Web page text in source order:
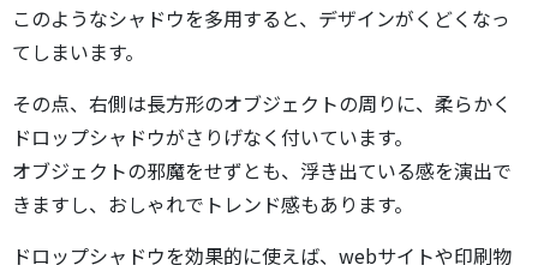
このようなシャドウを多用すると、デザインがくどくなっ
てしまいます。
その点、右側は長方形のオブジェクトの周りに、柔らかく
ドロップシャドウがさりげなく付いています。
オブジェクトの邪魔をせずとも、浮き出ている感を演出で
きますし、おしゃれでトレンド感もあります。
ドロップシャドウを効果的に使えば、webサイトや印刷物